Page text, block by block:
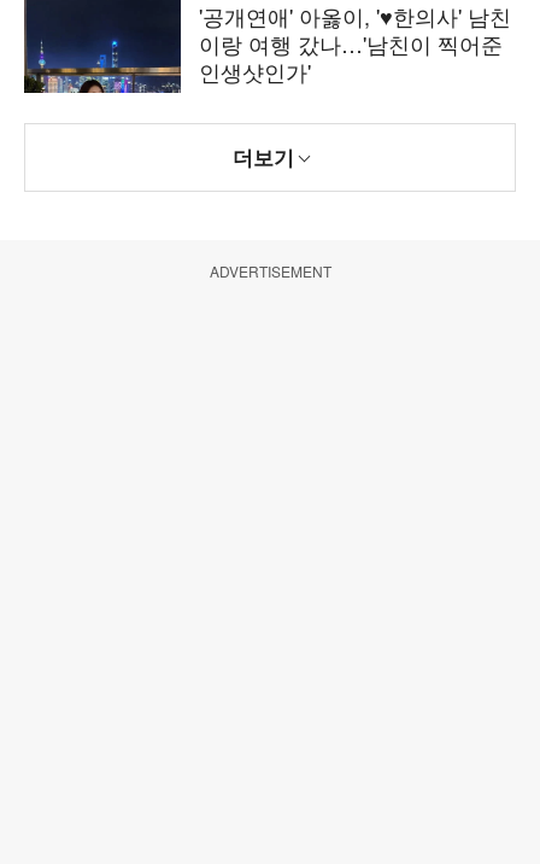
'공개연애' 아옳이, '♥한의사' 남친
이랑 여행 갔나…'남친이 찍어준
인생샷인가'
더보기
ADVERTISEMENT